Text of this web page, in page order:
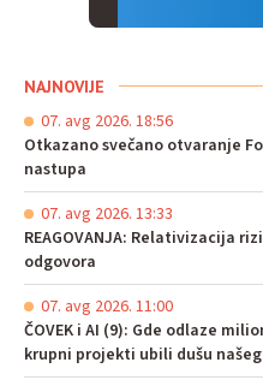
NAJNOVIJE
07. avg 2026. 18:56
Otkazano svečano otvaranje
nastupa
07. avg 2026. 13:33
REAGOVANJA: Relativizacija
odgovora
07. avg 2026. 11:00
ČOVEK i AI (9): Gde odlaze
krupni projekti ubili dušu